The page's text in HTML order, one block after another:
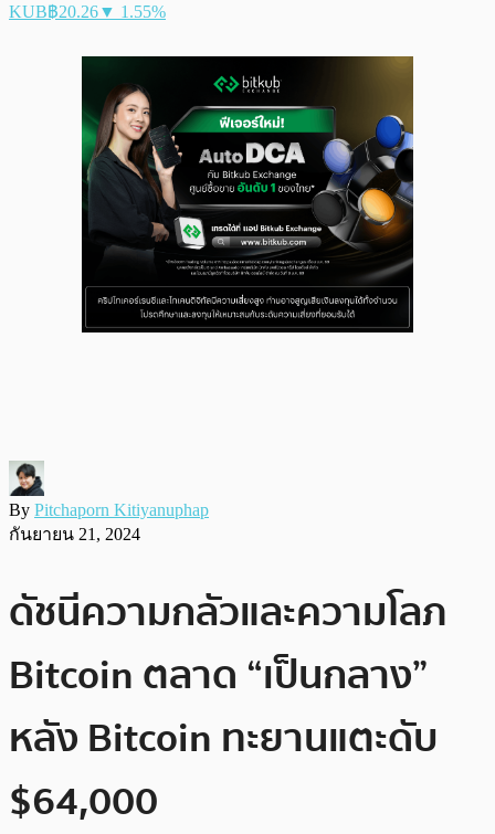
KUB฿20.26▼ 1.55%
By Pitchaporn Kitiyanuphap
กันยายน 21, 2024
ดัชนีความกลัวและความโลภ
Bitcoin ตลาด “เป็นกลาง”
หลัง Bitcoin ทะยานแตะดับ
$64,000